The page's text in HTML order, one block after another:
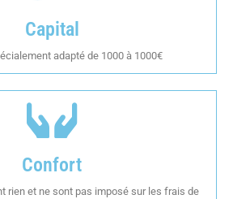
Capital
adapté de 1000 à 1000€
Confort
rien et ne sont pas imposé sur les frais de